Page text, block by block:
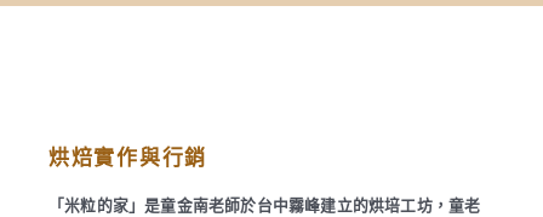
烘焙實作與行銷
「米粒的家」是童金南老師於台中霧峰建立的烘培工坊，童老